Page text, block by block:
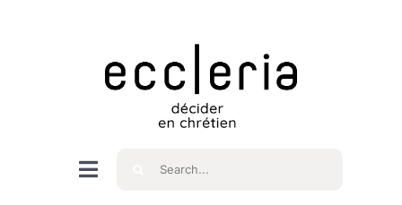
Navigation
Rechercher